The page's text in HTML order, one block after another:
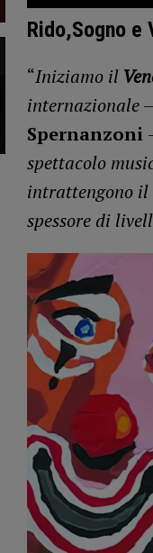
Rido,Sogno
“Iniziamo il
internazionale–
Spernanzoni
spettacolo
intrattengono il
spessore di